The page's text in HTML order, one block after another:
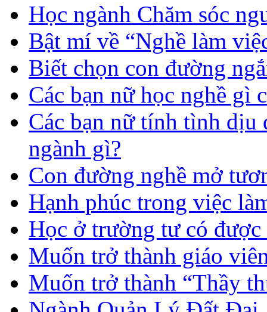
Học ngành Chăm sóc
Bật mí về “Nghề làm
Biết chọn con đường
Các bạn nữ học nghề gì
Các bạn nữ tính tình dịu
ngành gì?
Con đường nghề mở
Hạnh phúc trong việc
Học ở trường tư có
Muốn trở thành giáo
Muốn trở thành “Thầy